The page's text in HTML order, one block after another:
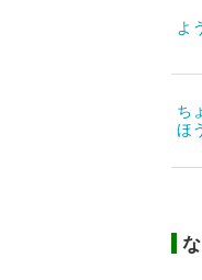
よ
ち
ほ